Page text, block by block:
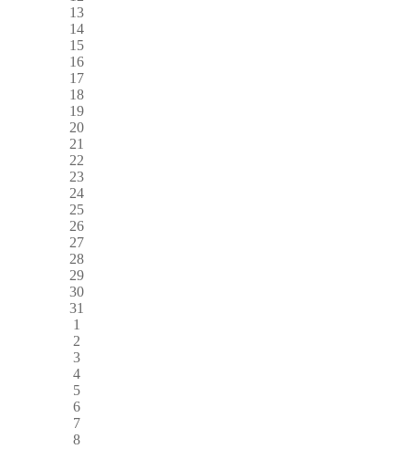
13
14
15
16
17
18
19
20
21
22
23
24
25
26
27
28
29
30
31
1
2
3
4
5
6
7
8